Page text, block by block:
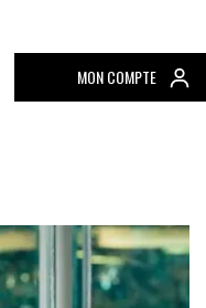
MON COMPTE